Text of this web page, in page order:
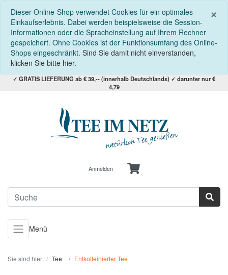
×
Dieser Online-Shop verwendet Cookies für ein optimales
Einkaufserlebnis. Dabei werden beispielsweise die Session-
Informationen oder die Spracheinstellung auf Ihrem Rechner
gespeichert. Ohne Cookies ist der Funktionsumfang des Online-
Shops eingeschränkt. Sind Sie damit nicht einverstanden,
klicken Sie bitte hier.
✓ GRATIS LIEFERUNG ab € 39,-- (innerhalb Deutschlands) ✓ darunter nur €
4,79
Anmelden
Menü
Sie sind hier: Tee Entkoffeinierter Tee